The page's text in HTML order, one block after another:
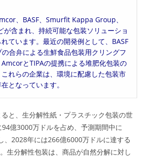
、BASF、Smurfit Kappa Group、
含まれ、持続可能な包装ソリューショ
ています。最近の開発例として、BASF
合弁による生鮮食品包装用クリングフ
とTIPAの提携による堆肥化包装の
れらの企業は、環境に配慮した包装市
となっています。
と、生分解性紙・プラスチック包装の世
億3000万ドルを占め、予測期間中に
、2028年には266億6000万ドルに達する
生分解性包装は、商品が自然分解に対し